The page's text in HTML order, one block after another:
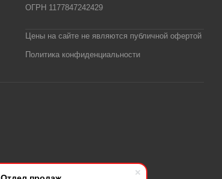
ОГРН 1177847242429
Цены на сайте не являются публичной офертой
Политика конфиденциальности